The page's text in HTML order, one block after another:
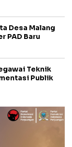
Desa Malang
PAD Baru
Teknik
Publik